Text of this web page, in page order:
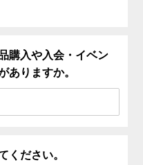
購入や入会・イベン
ありますか。
ください。